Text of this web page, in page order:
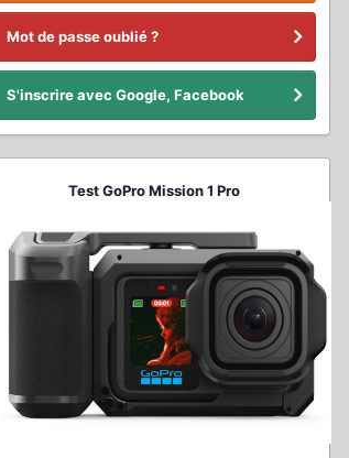
Mot de passe oublié ?
S'inscrire avec Google, Facebook
Test GoPro Mission 1 Pro